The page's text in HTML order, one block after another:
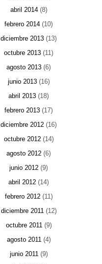
abril 2014(8)
febrero 2014 (10)
diciembre 2013 (13)
octubre 2013 (11)
agosto 2013 (6)
junio 2013(16)
abril 2013 (18)
febrero 2013 (17)
diciembre 2012 (16)
octubre 2012(14)
agosto 2012 (6)
junio 2012 (9)
abril 2012 (14)
febrero 2012(11)
diciembre 2011(12)
octubre 2011(9)
agosto 2011(4)
junio 2011(9)